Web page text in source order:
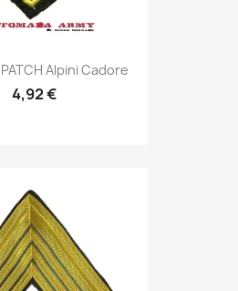
AnteprimaAlpini Cadore
4,92 €